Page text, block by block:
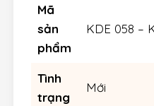
Mã
sản
phẩm
KDE 058 –
Tình
trạng
Mới